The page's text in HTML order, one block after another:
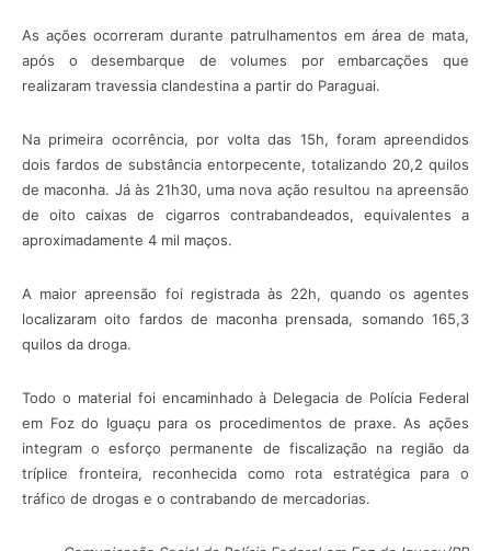
As ações ocorreram durante patrulhamentos em área de mata,
após o desembarque de volumes por embarcações que
realizaram travessia clandestina a partir do Paraguai.
Na primeira ocorrência, por volta das 15h, foram apreendidos
dois fardos de substância entorpecente, totalizando 20,2 quilos
de maconha. Já às 21h30, uma nova ação resultou na apreensão
de oito caixas de cigarros contrabandeados, equivalentes a
aproximadamente 4 mil maços.
A maior apreensão foi registrada às 22h, quando os agentes
localizaram oito fardos de maconha prensada, somando 165,3
quilos da droga.
Todo o material foi encaminhado à Delegacia de Polícia Federal
em Foz do Iguaçu para os procedimentos de praxe. As ações
integram o esforço permanente de fiscalização na região da
tríplice fronteira, reconhecida como rota estratégica para o
tráfico de drogas e o contrabando de mercadorias.